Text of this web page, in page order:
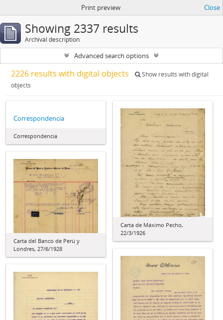
Print preview Close
Showing 2337 results
Archival description
Advanced search options
2226 results with digital objects
Show results with digital
objects
Correspondencia
Correspondencia
Carta de Máximo Pecho,
22/3/1926
Carta del Banco de Perú y
Londres, 27/6/1928